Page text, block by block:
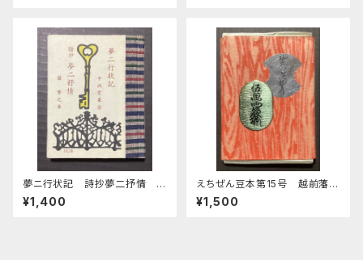
夢ニ行状記 詩抄夢二抒情
緑の笛豆本第26期第102集
¥1,400
えちぜん豆本第15号 越前藩札
考 乾• 坤
¥1,500